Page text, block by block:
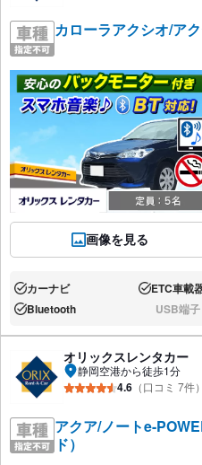
カローラアクシオ/ア
画像を見る
あり:カーナビ あり:ETC車載
あり:Bluetooth なし:USB端子
オリックスレンタカー
静岡空港から徒歩1分
4.6 （口コミ 7件）
アクア/ノートe-
ド）